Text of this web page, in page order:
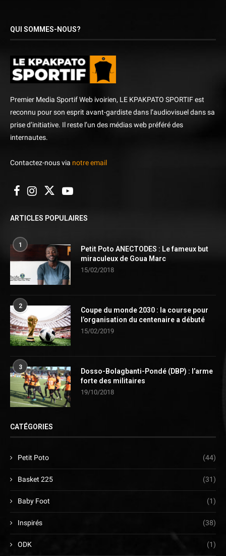
QUI SOMMES-NOUS?
Premier Media Sportif Web ivoirien, LE KPAKPATO SPORTIF est
reconnu pour son esprit avant-gardiste dans l’audiovisuel dans sa
prise d’initiative. Il reste l’un des médias web préféré des
internautes.
Contactez-nous via notre email
ARTICLES POPULAIRES
1
Petit Poto ANECTODES : Le fameux but
miraculeux de Goua Marc
15/02/2018
2
Coupe du monde 2030 : la course pour
l’organisation du centenaire a débuté
15/02/2019
3
Dosso-Bolagbanti-Pondé (DBP) : l’arme
forte des militaires
19/10/2018
CATÉGORIES
Petit Poto (44)
Basket 225 (31)
Baby Foot (1)
Inspirés (38)
ODK (1)